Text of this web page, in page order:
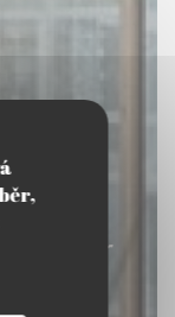
Bar